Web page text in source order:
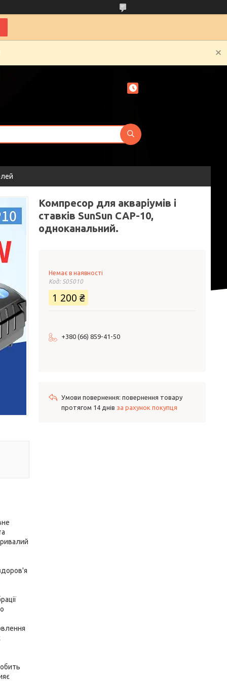
Компресор для акваріумів і
ставків SunSun CAP-10,
одноканальний.
Немає в наявності
Код: S05010
1 200 ₴
+380 (66) 859-41-50
повернення товару
протягом 14 днів за рахунок покупця